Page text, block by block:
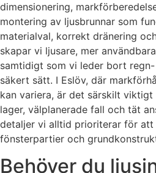
dimensionering,
montering av ljusbrunnar som
materialval, korrekt dränering
skapar vi ljusare, mer
samtidigt som vi leder bort
säkert sätt. I Eslöv, där
kan variera, är det särskilt
lager, välplanerade fall och tät
detaljer vi alltid prioriterar för att
fönsterpartier och
Behöver du